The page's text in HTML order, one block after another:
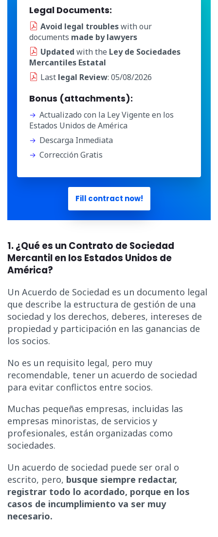
Legal Documents:
Avoid legal troubleswith our
documents made by lawyers
Updated with the Ley de Sociedades
Mercantiles Estatal
Last legal Review: 05/08/2026
Bonus (attachments):
Actualizado con la Ley Vigente en los
Estados Unidos de América
Descarga Inmediata
Corrección Gratis
Fill contract now!
1. ¿Qué es un Contrato de Sociedad
Mercantil en los Estados Unidos de
América?
Un Acuerdo de Sociedad es un documento legal
que describe la estructura de gestión de una
sociedad y los derechos, deberes, intereses de
propiedad y participación en las ganancias de
los socios.
No es un requisito legal, pero muy
recomendable, tener un acuerdo de sociedad
para evitar conflictos entre socios.
Muchas pequeñas empresas, incluidas las
empresas minoristas, de servicios y
profesionales, están organizadas como
sociedades.
Un acuerdo de sociedad puede ser oral o
escrito, pero, busque siempre redactar,
registrar todo lo acordado, porque en los
casos de incumplimiento va ser muy
necesario.